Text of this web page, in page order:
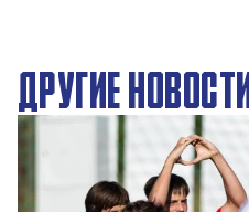
ДРУГИЕ НОВОСТИ